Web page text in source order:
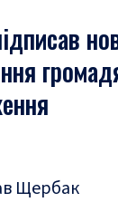
Щербак